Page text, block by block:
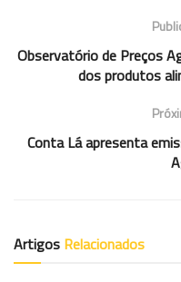
Observatório de Preços
dos produtos
Conta Lá apresenta
Artigos Relacionados